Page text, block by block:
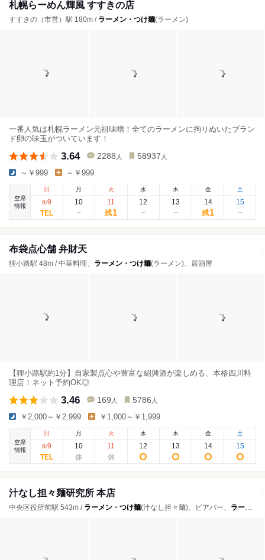
札幌らーめん輝風 すすきの店
すすきの（市営）駅 180m / ラーメン・つけ麺(ラーメン)
一番人気は札幌ラーメン元祖味噌！全てのラーメンに拘りぬいたブラン
ド卵の味玉がついています！
3.64 2288 人 58937 人
～￥999 ～￥999
空席
情報
日
8/9
月
10
火
11
残1
水
12
木
13
金
14
残1
土
15
布袋点心舗 弁財天
狸小路駅 48m / 中華料理、 ラーメン・つけ麺(ラーメン)、居酒屋
【狸小路駅約1分】自家製点心や豊富な紹興酒が楽しめる、本格四川料
理店！ネット予約OK◎
3.46 169 人 5786 人
￥2,000～￥2,999 ￥1,000～￥1,999
空席
情報
日
8/9
月
10
火
11
水
12
木
13
金
14
土
15
汁なし担々麺研究所 本店
中央区役所前駅 543m / ラーメン・つけ麺(汁なし担々麺)、ビアバー、 ラーメン・つけ麺